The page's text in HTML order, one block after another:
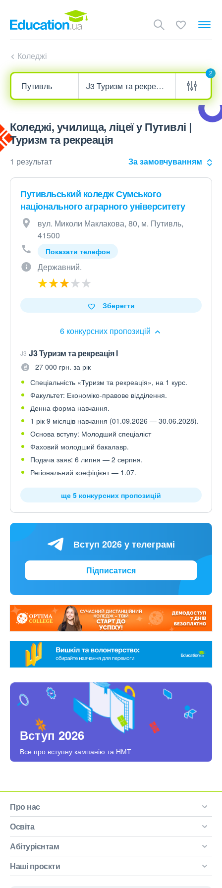
Коледжі
2
Коледжі, училища, ліцеї у Путивлі |
Туризм та рекреація
1 результат За замовчуванням
Путивльський коледж Сумського
національного аграрного університету
вул. Миколи Маклакова, 80, м. Путивль,
41500
Показати телефон
Державний.
6 конкурсних пропозицій
Зберегти
J3 J3 Туризм та рекреація І
27 000 грн. за рік
Спеціальність «Туризм та рекреація», на 1 курс.
Факультет: Економіко-правове відділення.
Денна форма навчання.
1 рік 9 місяців навчання (01.09.2026 — 30.06.2028).
Основа вступу: Молодший спеціаліст
Фаховий молодший бакалавр.
Подача заяв: 6 липня — 2 серпня.
Регіональний коефіцієнт — 1.07.
ще 5 конкурсних пропозицій
Вступ 2026 у телеграмі
Підписатися
Вступ 2026
Все про вступну кампанію та НМТ
Про нас
Освіта
Абітурієнтам
Наші проєкти